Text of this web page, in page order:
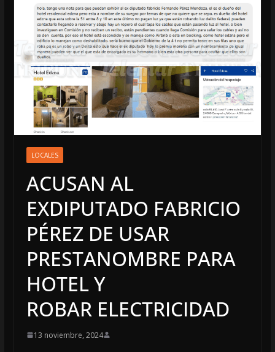
LOCALES
ACUSAN AL
EXDIPUTADO FABRICIO
PÉREZ DE USAR
PRESTANOMBRE PARA
HOTEL Y
ROBAR ELECTRICIDAD
13 noviembre, 2024